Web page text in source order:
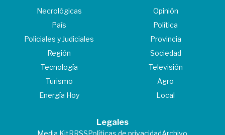
Necrológicas
Opinión
País
Política
Policiales y Judiciales
Provincia
Región
Sociedad
Tecnología
Televisión
Turismo
Agro
Energía Hoy
Local
Legales
Media KitRRSSPolíticas de privacidadArchivo